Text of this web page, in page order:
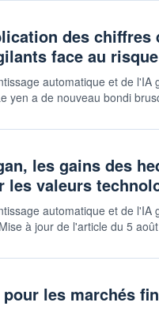
des chiffres
face au
automatique et de l'IA
yen a de nouveau bondi
les gains des
les valeurs
automatique et de l'IA
à jour de l'article du 5
pour les marchés